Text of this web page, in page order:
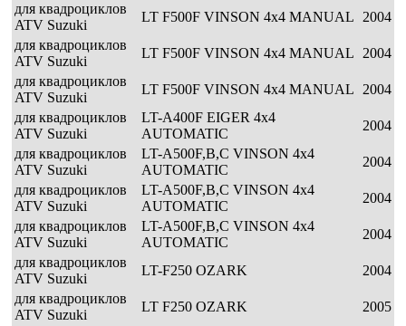
для квадроциклов
ATV Suzuki
LT F500F VINSON 4x4 MANUAL
2004
для квадроциклов
ATV Suzuki
LT F500F VINSON 4x4 MANUAL
2004
для квадроциклов
ATV Suzuki
LT F500F VINSON 4x4 MANUAL
2004
для квадроциклов
ATV Suzuki
LT-A400F EIGER 4x4
AUTOMATIC
2004
для квадроциклов
ATV Suzuki
LT-A500F,B,C VINSON 4x4
AUTOMATIC
2004
для квадроциклов
ATV Suzuki
LT-A500F,B,C VINSON 4x4
AUTOMATIC
2004
для квадроциклов
ATV Suzuki
LT-A500F,B,C VINSON 4x4
AUTOMATIC
2004
для квадроциклов
ATV Suzuki
LT-F250 OZARK
2004
для квадроциклов
ATV Suzuki
LT F250 OZARK
2005